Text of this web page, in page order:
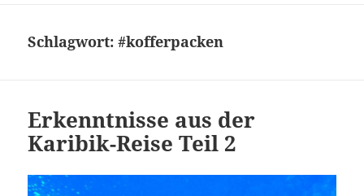
Schlagwort:#kofferpacken
Erkenntnisse aus der
Karibik-Reise Teil 2